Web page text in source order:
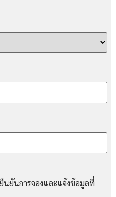
ยันการจองและแจ้งข้อมูลที่